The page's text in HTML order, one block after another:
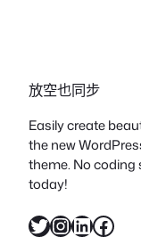
放空也同步
Easily create
the new
theme. No coding
today!
X InstagramLinkedIn Facebook